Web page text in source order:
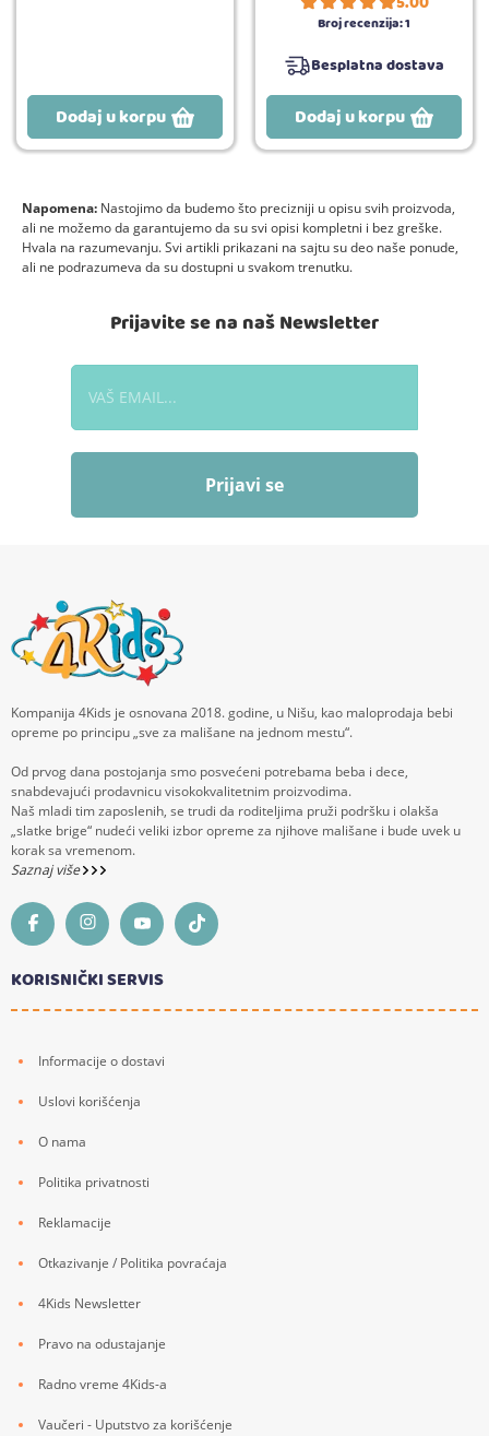
Dodaj u korpu
Broj recenzija:1
Besplatna dostava
Dodaj u korpu
Napomena: Nastojimo da budemo što precizniji u opisu svih proizvoda,
ali ne možemo da garantujemo da su svi opisi kompletni i bez greške.
Hvala na razumevanju. Svi artikli prikazani na sajtu su deo naše ponude,
ali ne podrazumeva da su dostupni u svakom trenutku.
Prijavite se na naš Newsletter
Prijavi se
Kompanija 4Kids je osnovana 2018. godine, u Nišu, kao maloprodaja bebi
opreme po principu „sve za mališane na jednom mestu“.
Od prvog dana postojanja smo posvećeni potrebama beba i dece,
snabdevajući prodavnicu visokokvalitetnim proizvodima.
Naš mladi tim zaposlenih, se trudi da roditeljima pruži podršku i olakša
„slatke brige“ nudeći veliki izbor opreme za njihove mališane i bude uvek u
korak sa vremenom.
Saznaj više
KORISNIČKI SERVIS
Informacije o dostavi
Uslovi korišćenja
O nama
Politika privatnosti
Reklamacije
Otkazivanje / Politika povraćaja
4Kids Newsletter
Pravo na odustajanje
Radno vreme 4Kids-a
Vaučeri - Uputstvo za korišćenje